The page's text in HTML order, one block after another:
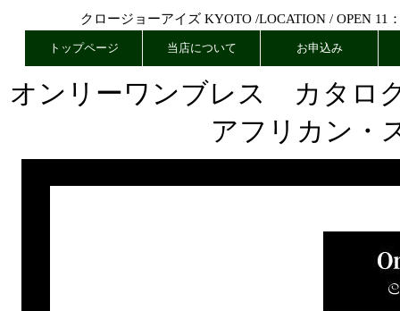
クロージョーアイズ KYOTO /LOCATION/ OPEN 11
トップページ 当店について お申込み
オンリーワンブレス カタロ
アフリカン・